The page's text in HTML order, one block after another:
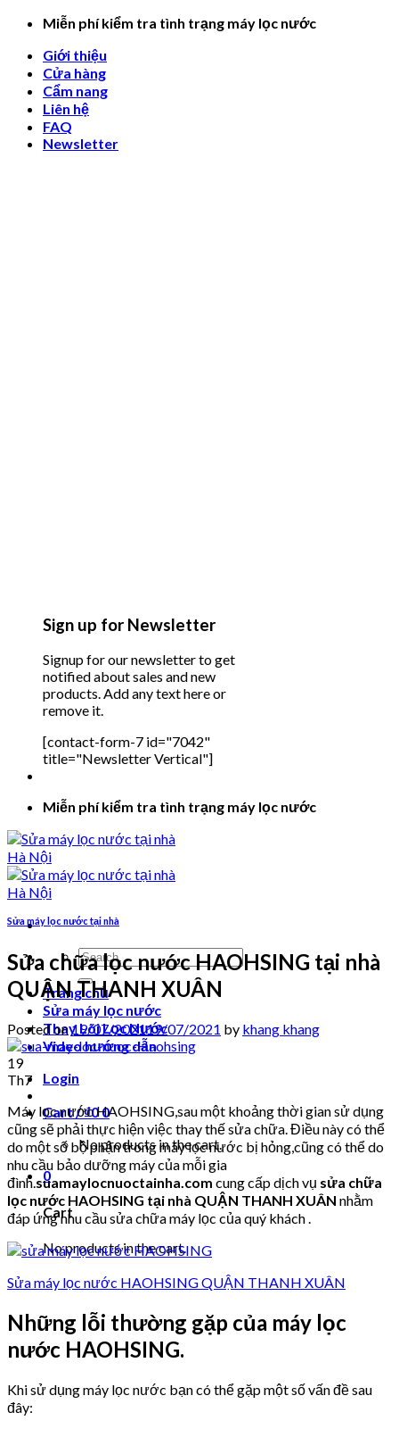
Skip
content
Miễn phí kiểm tra tình trạng máy lọc nước
Giới thiệu
Cửa hàng
Cẩm nang
Liên hệ
FAQ
Newsletter
Sign up for Newsletter
Signup for our newsletter to get
notified about sales and new
products. Add any text here or
remove it.
[contact-form-7 id="7042"
title="Newsletter Vertical"]
Miễn phí kiểm tra tình trạng máy lọc nước
Search
for:
Trang chủ
Sửa máy lọc nước
Thay Lõi Lọc Nước
Video hướng dẫn
Login
Cart /₫00
No products in the cart.
0
Cart
No products in the cart.
Sửa máy lọc nước tại nhà
Sửa chữa lọc nước HAOHSING tại nhà
QUẬN THANH XUÂN
Posted on19/07/202119/07/2021 by khang khang
19
Th7
Máy lọc nước HAOHSING,sau một khoảng thời gian sử dụng
cũng sẽ phải thực hiện việc thay thế sửa chữa. Điều này có thể
do một số bộ phận trong máy lọc nước bị hỏng,cũng có thể do
nhu cầu bảo dưỡng máy của mỗi gia
đình.suamaylocnuoctainha.com cung cấp dịch vụ sửa chữa
lọc nước HAOHSING tại nhà QUẬN THANH XUÂN nhằm
đáp ứng nhu cầu sửa chữa máy lọc của quý khách .
Sửa máy lọc nước HAOHSING QUẬN THANH XUÂN
Những lỗi thường gặp của máy lọc
nước HAOHSING.
Khi sử dụng máy lọc nước bạn có thể gặp một số vấn đề sau
đây: